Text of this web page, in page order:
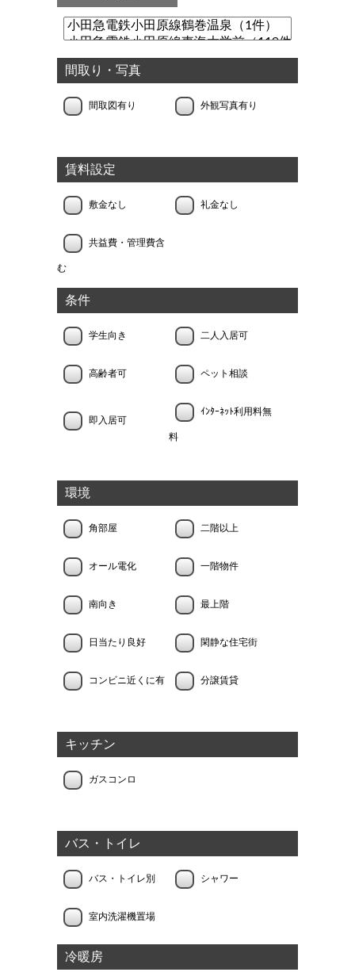
間取り・写真
間取図有り 外観写真有り
賃料設定
敷金なし 礼金なし
共益費・管理費含
む
条件
学生向き 二人入居可
高齢者可 ペット相談
即入居可
ｲﾝﾀｰﾈｯﾄ利用料無
料
環境
角部屋 二階以上
オール電化 一階物件
南向き 最上階
日当たり良好 閑静な住宅街
コンビニ近くに有 分譲賃貸
キッチン
ガスコンロ
バス・トイレ
バス・トイレ別 シャワー
室内洗濯機置場
冷暖房